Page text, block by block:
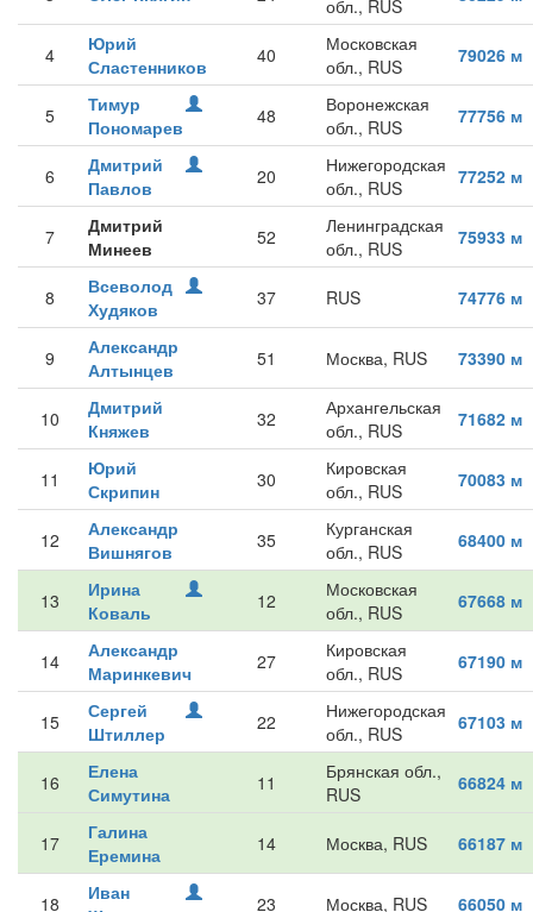
обл., RUS
4
Юрий
Сластенников
40
Московская
обл., RUS
79026 м
5
Тимур
Пономарев
48
Воронежская
обл., RUS
77756 м
6
Дмитрий
Павлов
20
Нижегородская
обл., RUS
77252 м
7
Дмитрий
Минеев
52
Ленинградская
обл., RUS
75933 м
8
Всеволод
Худяков
37 RUS 74776 м
9
Александр
Алтынцев
51 Москва, RUS 73390 м
10
Дмитрий
Княжев
32
Архангельская
обл., RUS
71682 м
11
Юрий
Скрипин
30
Кировская
обл., RUS
70083 м
12
Александр
Вишнягов
35
Курганская
обл., RUS
68400 м
13
Ирина
Коваль
12
Московская
обл., RUS
67668 м
14
Александр
Маринкевич
27
Кировская
обл., RUS
67190 м
15
Сергей
Штиллер
22
Нижегородская
обл., RUS
67103 м
16
Елена
Симутина
11
Брянская обл.,
RUS
66824 м
17
Галина
Еремина
14 Москва, RUS 66187 м
18
Иван
23 Москва, RUS 66050 м